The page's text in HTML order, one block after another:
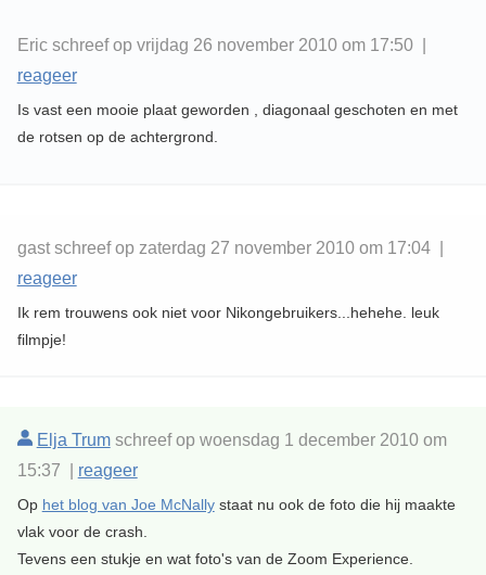
Eric schreef op vrijdag 26 november 2010 om 17:50 |
reageer
Is vast een mooie plaat geworden , diagonaal geschoten en met
de rotsen op de achtergrond.
gast schreef op zaterdag 27 november 2010 om 17:04 |
reageer
Ik rem trouwens ook niet voor Nikongebruikers...hehehe. leuk
filmpje!
Elja Trumschreef op woensdag 1 december 2010 om
15:37 | reageer
Op het blog van Joe McNallystaat nu ook de foto die hij maakte
vlak voor de crash.
Tevens een stukje en wat foto's van de Zoom Experience.